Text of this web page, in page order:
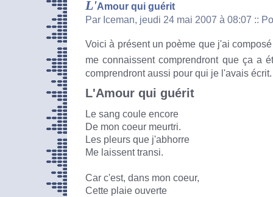
L'Amour qui guérit
Par Iceman, jeudi 24 mai 2007 à 08:07 ::
Voici à présent un poème que j'ai
me connaissent comprendront que ça a
comprendront aussi pour qui je l'avais écrit.
L'Amour qui guérit
Le sang coule encore
De mon coeur meurtri.
Les pleurs que j'abhorre
Me laissent transi.
Car c'est, dans mon coeur,
Cette plaie ouverte